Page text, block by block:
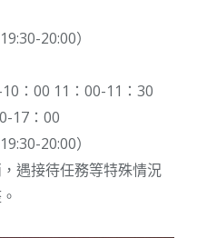
20:00）
：00 11：00-11：30
17：00
20:00）
遇接待任務等特殊情況